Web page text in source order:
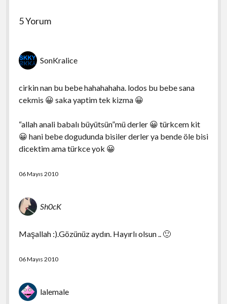
5 Yorum
SonKralice
cirkin nan bu bebe hahahahaha. lodos bu bebe sana
cekmis 😀 saka yaptim tek kizma 😀
“allah anali babalı büyütsün”mü derler 😀 türkcem kit
😀 hani bebe dogudunda bisiler derler ya bende öle bisi
dicektim ama türkce yok 😀
06 Mayıs 2010
Sh0cK
Maşallah :).Gözünüz aydın. Hayırlı olsun .. 🙂
06 Mayıs 2010
lalemale